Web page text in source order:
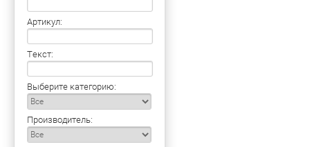
Артикул:
Текст:
Выберите категорию:
Производитель: